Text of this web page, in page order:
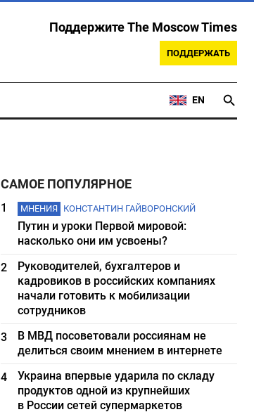
Поддержите The Moscow Times
ПОДДЕРЖАТЬ
EN
САМОЕ ПОПУЛЯРНОЕ
1 МНЕНИЯ КОНСТАНТИН ГАЙВОРОНСКИЙ
Путин и уроки Первой мировой:
насколько они им усвоены?
2
Руководителей, бухгалтеров и
кадровиков в российских компаниях
начали готовить к мобилизации
сотрудников
3
В МВД посоветовали россиянам не
делиться своим мнением в интернете
4
Украина впервые ударила по складу
продуктов одной из крупнейших
в России сетей супермаркетов